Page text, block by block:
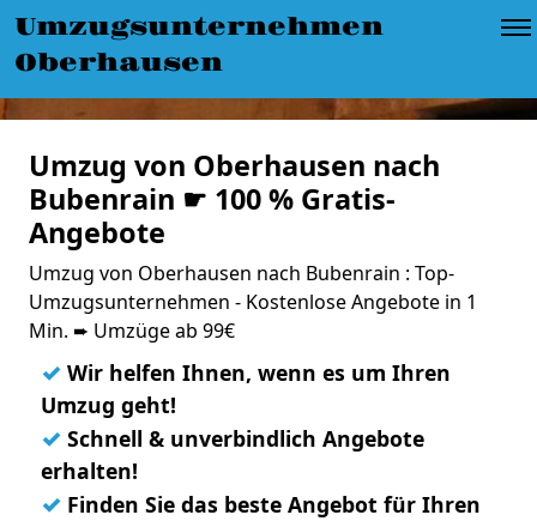
Umzugsunternehmen
Oberhausen
Umzug von Oberhausen nach
Bubenrain ☛ 100 % Gratis-
Angebote
Umzug von Oberhausen nach Bubenrain : Top-
Umzugsunternehmen - Kostenlose Angebote in 1
Min. ➨ Umzüge ab 99€
✓ Wir helfen Ihnen, wenn es um Ihren
Umzug geht!
✓ Schnell & unverbindlich Angebote
erhalten!
✓ Finden Sie das beste Angebot für Ihren